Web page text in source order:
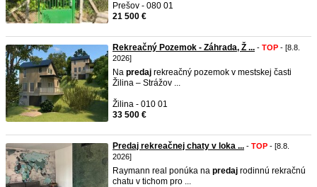
Prešov - 080 01
21 500 €
Rekreačný Pozemok - Záhrada, Ž ... - TOP - [8.8.
2026]
Na predaj rekreačný pozemok v mestskej časti
Žilina – Strážov ...
Žilina - 010 01
33 500 €
Predaj rekreačnej chaty v loka ... - TOP - [8.8.
2026]
Raymann real ponúka na predaj rodinnú rekračnú
chatu v tichom pro ...